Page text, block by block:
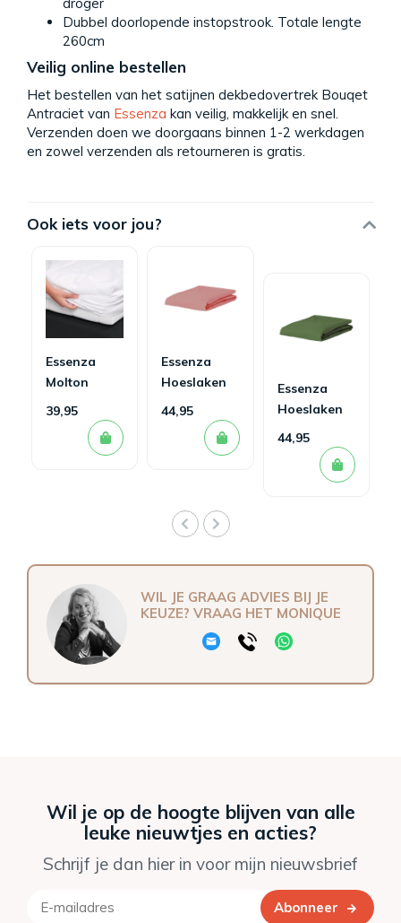
Dubbel doorlopende instopstrook. Totale lengte
260cm
Veilig online bestellen
Het bestellen van het satijnen dekbedovertrek Bouqet
Antraciet van Essenza kan veilig, makkelijk en snel.
Verzenden doen we doorgaans binnen 1-2 werkdagen
en zowel verzenden als retourneren is gratis.
Ook iets voor jou?
Essenza
Molton
Hoeslaken
39,95
Essenza
Hoeslaken
Minte Dusty
44,95
Essenza
Hoeslaken
Minte Moss
44,95
WIL JE GRAAG ADVIES BIJ JE
KEUZE? VRAAG HET MONIQUE
Wil je op de hoogte blijven van alle
leuke nieuwtjes en acties?
Schrijf je dan hier in voor mijn nieuwsbrief
Abonneer